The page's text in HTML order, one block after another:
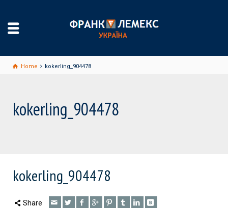
Home kokerling_904478
kokerling_904478
kokerling_904478
Share